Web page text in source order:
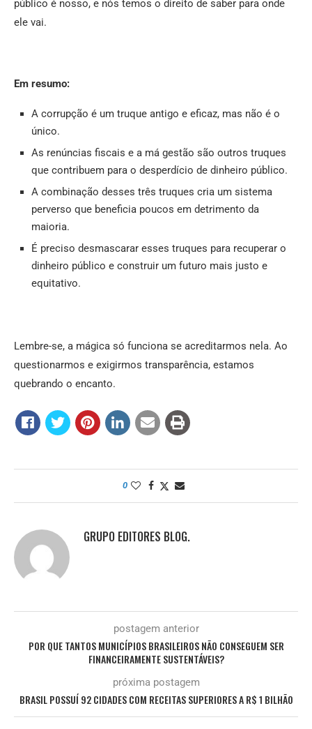
público é nosso, e nós temos o direito de saber para onde
ele vai.
Em resumo:
A corrupção é um truque antigo e eficaz, mas não é o
único.
As renúncias fiscais e a má gestão são outros truques
que contribuem para o desperdício de dinheiro público.
A combinação desses três truques cria um sistema
perverso que beneficia poucos em detrimento da
maioria.
É preciso desmascarar esses truques para recuperar o
dinheiro público e construir um futuro mais justo e
equitativo.
Lembre-se, a mágica só funciona se acreditarmos nela. Ao
questionarmos e exigirmos transparência, estamos
quebrando o encanto.
0
GRUPO EDITORES BLOG.
postagem anterior
POR QUE TANTOS MUNICÍPIOS BRASILEIROS NÃO CONSEGUEM SER
FINANCEIRAMENTE SUSTENTÁVEIS?
próxima postagem
BRASIL POSSUÍ 92 CIDADES COM RECEITAS SUPERIORES A R$ 1 BILHÃO